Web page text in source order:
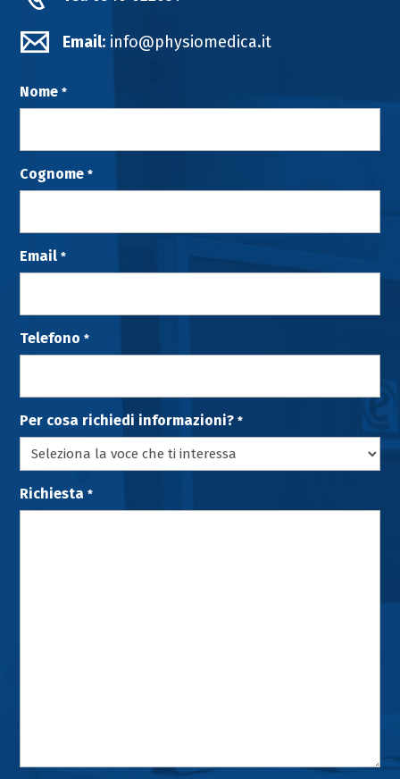
Email:info@physiomedica.it
Nome *
Cognome *
Email *
Telefono *
Per cosa richiedi informazioni? *
Richiesta *